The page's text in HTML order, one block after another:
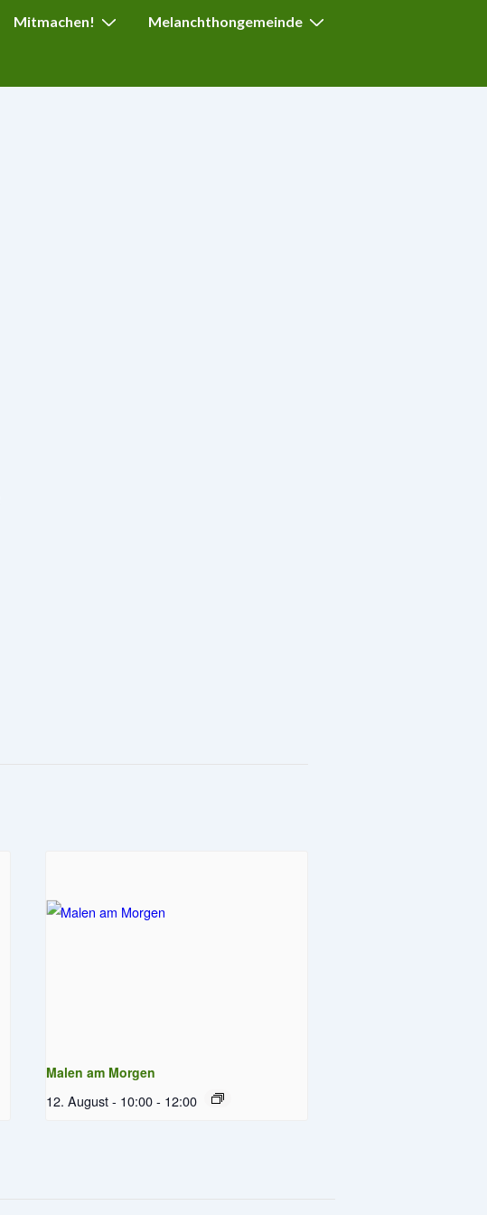
Mitmachen! Melanchthongemeinde
Malen am Morgen
12. August - 10:00 - 12:00